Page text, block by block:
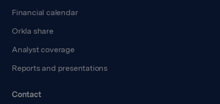
Financial calendar
Orkla share
Analyst coverage
Reports and presentations
Contact